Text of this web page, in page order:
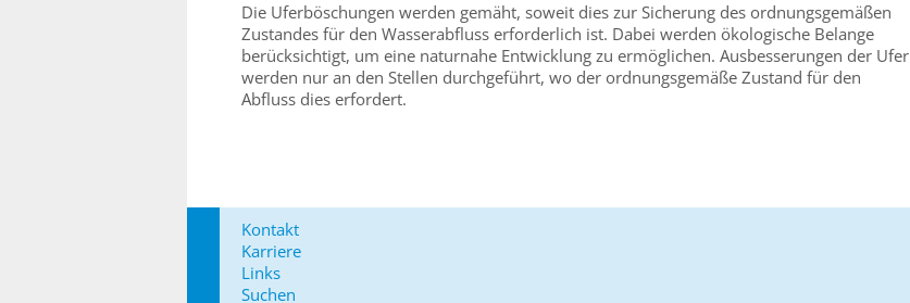
Die Uferböschungen werden gemäht, soweit dies zur Sicherung des ordnungsgemäßen
Zustandes für den Wasserabfluss erforderlich ist. Dabei werden ökologische Belange
berücksichtigt, um eine naturnahe Entwicklung zu ermöglichen. Ausbesserungen der Ufer
werden nur an den Stellen durchgeführt, wo der ordnungsgemäße Zustand für den
Abfluss dies erfordert.
Kontakt
Karriere
Links
Suchen